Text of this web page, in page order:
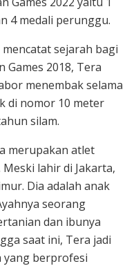
4 medali perunggu.
sejarah bagi
Games 2018, Tera
menembak selama
di nomor 10 meter
silam.
merupakan atlet
lahir di Jakarta,
Dia adalah anak
seorang
dan ibunya
saat ini, Tera jadi
yang berprofesi